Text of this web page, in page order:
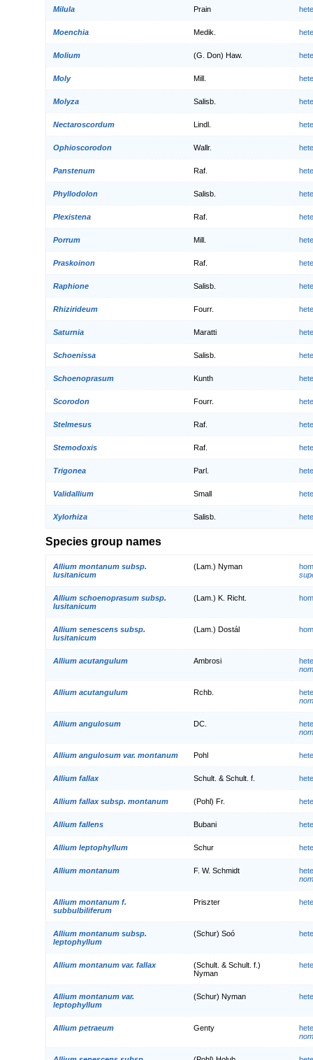
Milula Prain
Moenchia Medik.
Molium (G. Don) Haw.
Moly Mill.
Molyza Salisb.
Nectaroscordum Lindl.
Ophioscorodon Wallr.
Panstenum Raf.
Phyllodolon Salisb.
Plexistena Raf.
Porrum Mill.
Praskoinon Raf.
Raphione Salisb.
Rhizirideum Fourr.
Saturnia Maratti
Schoenissa Salisb.
Schoenoprasum Kunth
Scorodon Fourr.
Stelmesus Raf.
Stemodoxis Raf.
Trigonea Parl.
Validallium Small
Xylorhiza Salisb.
Species group names
Allium montanum subsp.
lusitanicum
(Lam.) Nyman
Allium schoenoprasum subsp.
lusitanicum
(Lam.) K. Richt.
Allium senescens subsp.
lusitanicum
(Lam.) Dostál
Allium acutangulum Ambrosi
Allium acutangulum Rchb.
Allium angulosum DC.
Allium angulosum var. montanum Pohl
Allium fallax Schult. & Schult. f.
Allium fallax subsp. montanum (Pohl) Fr.
Allium fallens Bubani
Allium leptophyllum Schur
Allium montanum F. W. Schmidt
Allium montanum f.
subbulbiliferum
Priszter
Allium montanum subsp.
leptophyllum
(Schur) Soó
Allium montanum var. fallax
(Schult. & Schult. f.)
Nyman
Allium montanum var.
leptophyllum
(Schur) Nyman
Allium petraeum Genty